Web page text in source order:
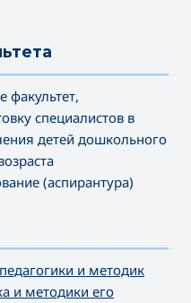
факультет,
специалистов в
детей дошкольного
(аспирантура)
и методик
и методики его